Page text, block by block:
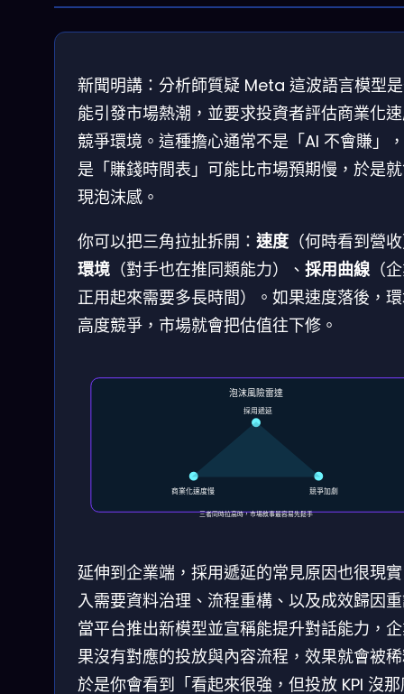
新聞明講：分析師質疑 Meta 這波語言模型
能引發市場熱潮，並要求投資者評估商業化
競爭環境。這種擔心通常不是「AI 不會賺」
是「賺錢時間表」可能比市場預期慢，於是
現泡沫感。
你可以把三角拉扯拆開： 速度 （何時看到營
環境 （對手也在推同類能力）、 採用曲線（
正用起來需要多長時間）。如果速度落後，
高度競爭，市場就會把估值往下修。
泡沫風險雷達
商業化速度慢 競爭加劇
採用遞延
三者同時拉高時，市場敘事最容易先鬆手
延伸到企業端，採用遞延的常見原因也很現
入需要資料治理、流程重構、以及成效歸因
當平台推出新模型並宣稱能提升對話能力，
果沒有對應的投放與內容流程，效果就會被
於是你會看到「看起來很強，但投放 KPI 沒